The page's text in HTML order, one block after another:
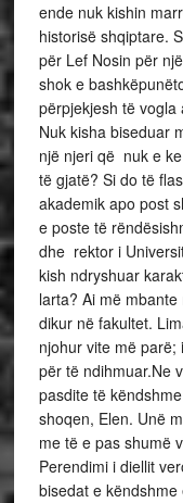
ende nuk kishin
historisë shqiptare.
për Lef Nosin për
shok e
përpjekjesh të
Nuk kisha biseduar
një njeri që nuk e
të gjatë? Si do të
akademik apo post
e poste të
dhe rektor i
kish ndryshuar
larta? Ai më
dikur në fakultet.
njohur vite më parë;
për të ndihmuar.Ne
pasdite të
shoqen, Elen. Unë
me të e pas shumë
Perendimi i diellit
bisedat e